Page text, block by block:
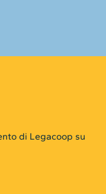
di Legacoop su